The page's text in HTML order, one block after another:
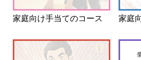
家庭向け手当てのコース 家庭